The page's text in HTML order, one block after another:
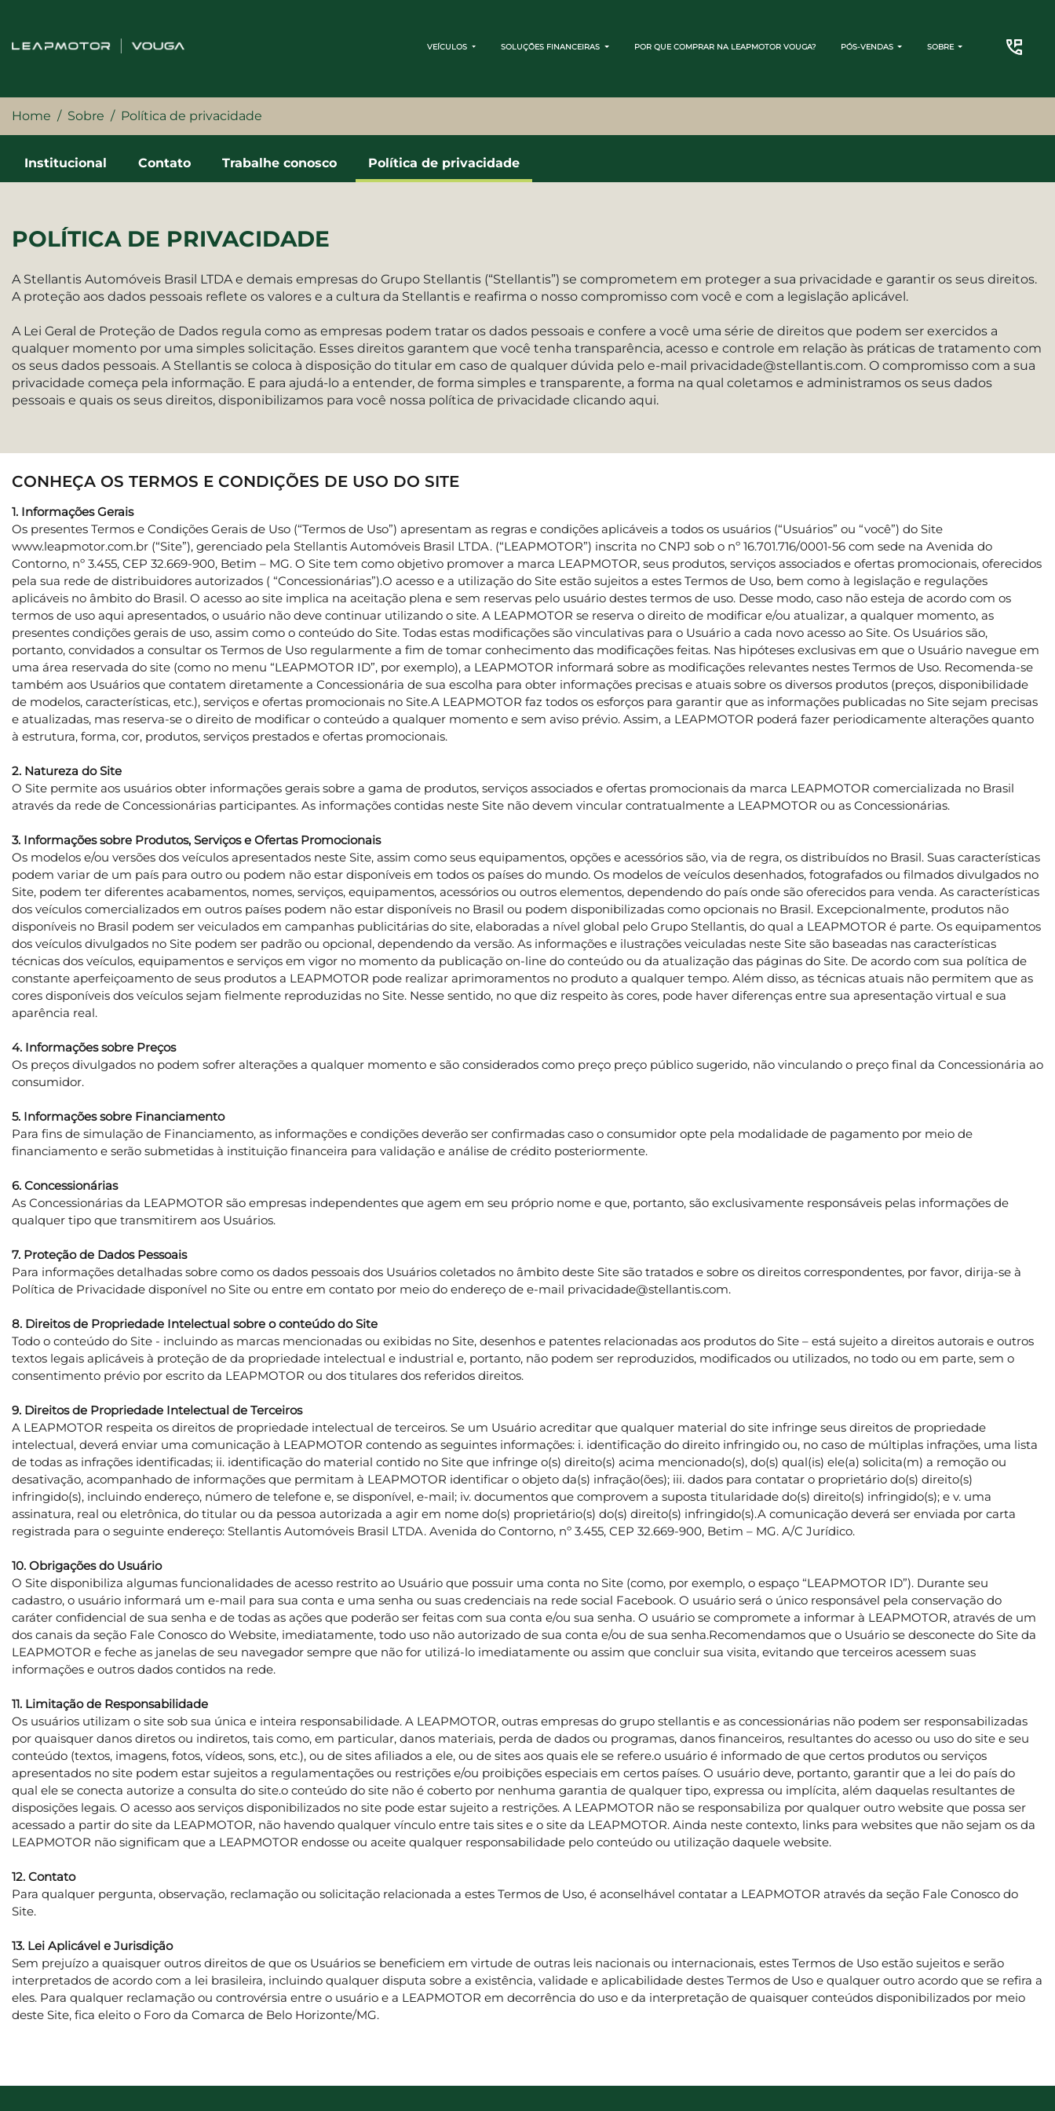
VEÍCULOS SOLUÇÕES FINANCEIRAS POR QUE COMPRAR NA LEAPMOTOR VOUGA? PÓS-VENDAS SOBRE
Home Sobre Política de privacidade
Institucional Contato Trabalhe conosco Política de privacidade
POLÍTICA DE PRIVACIDADE
A Stellantis Automóveis Brasil LTDA e demais empresas do Grupo Stellantis (“Stellantis”) se comprometem em proteger a sua privacidade e garantir os seus direitos.
A proteção aos dados pessoais reflete os valores e a cultura da Stellantis e reafirma o nosso compromisso com você e com a legislação aplicável.
A Lei Geral de Proteção de Dados regula como as empresas podem tratar os dados pessoais e confere a você uma série de direitos que podem ser exercidos a
qualquer momento por uma simples solicitação. Esses direitos garantem que você tenha transparência, acesso e controle em relação às práticas de tratamento com
os seus dados pessoais. A Stellantis se coloca à disposição do titular em caso de qualquer dúvida pelo e-mail privacidade@stellantis.com. O compromisso com a sua
privacidade começa pela informação. E para ajudá-lo a entender, de forma simples e transparente, a forma na qual coletamos e administramos os seus dados
pessoais e quais os seus direitos, disponibilizamos para você nossa política de privacidade clicando aqui.
CONHEÇA OS TERMOS E CONDIÇÕES DE USO DO SITE
1. Informações Gerais
Os presentes Termos e Condições Gerais de Uso (“Termos de Uso”) apresentam as regras e condições aplicáveis a todos os usuários (“Usuários” ou “você”) do Site
www.leapmotor.com.br (“Site”), gerenciado pela Stellantis Automóveis Brasil LTDA. (“LEAPMOTOR”) inscrita no CNPJ sob o nº 16.701.716/0001-56 com sede na Avenida do
Contorno, nº 3.455, CEP 32.669-900, Betim – MG. O Site tem como objetivo promover a marca LEAPMOTOR, seus produtos, serviços associados e ofertas promocionais, oferecidos
pela sua rede de distribuidores autorizados ( “Concessionárias”).O acesso e a utilização do Site estão sujeitos a estes Termos de Uso, bem como à legislação e regulações
aplicáveis no âmbito do Brasil. O acesso ao site implica na aceitação plena e sem reservas pelo usuário destes termos de uso. Desse modo, caso não esteja de acordo com os
termos de uso aqui apresentados, o usuário não deve continuar utilizando o site. A LEAPMOTOR se reserva o direito de modificar e/ou atualizar, a qualquer momento, as
presentes condições gerais de uso, assim como o conteúdo do Site. Todas estas modificações são vinculativas para o Usuário a cada novo acesso ao Site. Os Usuários são,
portanto, convidados a consultar os Termos de Uso regularmente a fim de tomar conhecimento das modificações feitas. Nas hipóteses exclusivas em que o Usuário navegue em
uma área reservada do site (como no menu “LEAPMOTOR ID”, por exemplo), a LEAPMOTOR informará sobre as modificações relevantes nestes Termos de Uso. Recomenda-se
também aos Usuários que contatem diretamente a Concessionária de sua escolha para obter informações precisas e atuais sobre os diversos produtos (preços, disponibilidade
de modelos, características, etc.), serviços e ofertas promocionais no Site.A LEAPMOTOR faz todos os esforços para garantir que as informações publicadas no Site sejam precisas
e atualizadas, mas reserva-se o direito de modificar o conteúdo a qualquer momento e sem aviso prévio. Assim, a LEAPMOTOR poderá fazer periodicamente alterações quanto
à estrutura, forma, cor, produtos, serviços prestados e ofertas promocionais.
2. Natureza do Site
O Site permite aos usuários obter informações gerais sobre a gama de produtos, serviços associados e ofertas promocionais da marca LEAPMOTOR comercializada no Brasil
através da rede de Concessionárias participantes. As informações contidas neste Site não devem vincular contratualmente a LEAPMOTOR ou as Concessionárias.
3. Informações sobre Produtos, Serviços e Ofertas Promocionais
Os modelos e/ou versões dos veículos apresentados neste Site, assim como seus equipamentos, opções e acessórios são, via de regra, os distribuídos no Brasil. Suas características
podem variar de um país para outro ou podem não estar disponíveis em todos os países do mundo. Os modelos de veículos desenhados, fotografados ou filmados divulgados no
Site, podem ter diferentes acabamentos, nomes, serviços, equipamentos, acessórios ou outros elementos, dependendo do país onde são oferecidos para venda. As características
dos veículos comercializados em outros países podem não estar disponíveis no Brasil ou podem disponibilizadas como opcionais no Brasil. Excepcionalmente, produtos não
disponíveis no Brasil podem ser veiculados em campanhas publicitárias do site, elaboradas a nível global pelo Grupo Stellantis, do qual a LEAPMOTOR é parte. Os equipamentos
dos veículos divulgados no Site podem ser padrão ou opcional, dependendo da versão. As informações e ilustrações veiculadas neste Site são baseadas nas características
técnicas dos veículos, equipamentos e serviços em vigor no momento da publicação on-line do conteúdo ou da atualização das páginas do Site. De acordo com sua política de
constante aperfeiçoamento de seus produtos a LEAPMOTOR pode realizar aprimoramentos no produto a qualquer tempo. Além disso, as técnicas atuais não permitem que as
cores disponíveis dos veículos sejam fielmente reproduzidas no Site. Nesse sentido, no que diz respeito às cores, pode haver diferenças entre sua apresentação virtual e sua
aparência real.
4. Informações sobre Preços
Os preços divulgados no podem sofrer alterações a qualquer momento e são considerados como preço preço público sugerido, não vinculando o preço final da Concessionária ao
consumidor.
5. Informações sobre Financiamento
Para fins de simulação de Financiamento, as informações e condições deverão ser confirmadas caso o consumidor opte pela modalidade de pagamento por meio de
financiamento e serão submetidas à instituição financeira para validação e análise de crédito posteriormente.
6. Concessionárias
As Concessionárias da LEAPMOTOR são empresas independentes que agem em seu próprio nome e que, portanto, são exclusivamente responsáveis pelas informações de
qualquer tipo que transmitirem aos Usuários.
7. Proteção de Dados Pessoais
Para informações detalhadas sobre como os dados pessoais dos Usuários coletados no âmbito deste Site são tratados e sobre os direitos correspondentes, por favor, dirija-se à
Política de Privacidade disponível no Site ou entre em contato por meio do endereço de e-mail privacidade@stellantis.com.
8. Direitos de Propriedade Intelectual sobre o conteúdo do Site
Todo o conteúdo do Site - incluindo as marcas mencionadas ou exibidas no Site, desenhos e patentes relacionadas aos produtos do Site – está sujeito a direitos autorais e outros
textos legais aplicáveis à proteção de da propriedade intelectual e industrial e, portanto, não podem ser reproduzidos, modificados ou utilizados, no todo ou em parte, sem o
consentimento prévio por escrito da LEAPMOTOR ou dos titulares dos referidos direitos.
9. Direitos de Propriedade Intelectual de Terceiros
A LEAPMOTOR respeita os direitos de propriedade intelectual de terceiros. Se um Usuário acreditar que qualquer material do site infringe seus direitos de propriedade
intelectual, deverá enviar uma comunicação à LEAPMOTOR contendo as seguintes informações: i. identificação do direito infringido ou, no caso de múltiplas infrações, uma lista
de todas as infrações identificadas; ii. identificação do material contido no Site que infringe o(s) direito(s) acima mencionado(s), do(s) qual(is) ele(a) solicita(m) a remoção ou
desativação, acompanhado de informações que permitam à LEAPMOTOR identificar o objeto da(s) infração(ões); iii. dados para contatar o proprietário do(s) direito(s)
infringido(s), incluindo endereço, número de telefone e, se disponível, e-mail; iv. documentos que comprovem a suposta titularidade do(s) direito(s) infringido(s); e v. uma
assinatura, real ou eletrônica, do titular ou da pessoa autorizada a agir em nome do(s) proprietário(s) do(s) direito(s) infringido(s).A comunicação deverá ser enviada por carta
registrada para o seguinte endereço: Stellantis Automóveis Brasil LTDA. Avenida do Contorno, nº 3.455, CEP 32.669-900, Betim – MG. A/C Jurídico.
10. Obrigações do Usuário
O Site disponibiliza algumas funcionalidades de acesso restrito ao Usuário que possuir uma conta no Site (como, por exemplo, o espaço “LEAPMOTOR ID”). Durante seu
cadastro, o usuário informará um e-mail para sua conta e uma senha ou suas credenciais na rede social Facebook. O usuário será o único responsável pela conservação do
caráter confidencial de sua senha e de todas as ações que poderão ser feitas com sua conta e/ou sua senha. O usuário se compromete a informar à LEAPMOTOR, através de um
dos canais da seção Fale Conosco do Website, imediatamente, todo uso não autorizado de sua conta e/ou de sua senha.Recomendamos que o Usuário se desconecte do Site da
LEAPMOTOR e feche as janelas de seu navegador sempre que não for utilizá-lo imediatamente ou assim que concluir sua visita, evitando que terceiros acessem suas
informações e outros dados contidos na rede.
11. Limitação de Responsabilidade
Os usuários utilizam o site sob sua única e inteira responsabilidade. A LEAPMOTOR, outras empresas do grupo stellantis e as concessionárias não podem ser responsabilizadas
por quaisquer danos diretos ou indiretos, tais como, em particular, danos materiais, perda de dados ou programas, danos financeiros, resultantes do acesso ou uso do site e seu
conteúdo (textos, imagens, fotos, vídeos, sons, etc.), ou de sites afiliados a ele, ou de sites aos quais ele se refere.o usuário é informado de que certos produtos ou serviços
apresentados no site podem estar sujeitos a regulamentações ou restrições e/ou proibições especiais em certos países. O usuário deve, portanto, garantir que a lei do país do
qual ele se conecta autorize a consulta do site.o conteúdo do site não é coberto por nenhuma garantia de qualquer tipo, expressa ou implícita, além daquelas resultantes de
disposições legais. O acesso aos serviços disponibilizados no site pode estar sujeito a restrições. A LEAPMOTOR não se responsabiliza por qualquer outro website que possa ser
acessado a partir do site da LEAPMOTOR, não havendo qualquer vínculo entre tais sites e o site da LEAPMOTOR. Ainda neste contexto, links para websites que não sejam os da
LEAPMOTOR não significam que a LEAPMOTOR endosse ou aceite qualquer responsabilidade pelo conteúdo ou utilização daquele website.
12. Contato
Para qualquer pergunta, observação, reclamação ou solicitação relacionada a estes Termos de Uso, é aconselhável contatar a LEAPMOTOR através da seção Fale Conosco do
Site.
13. Lei Aplicável e Jurisdição
Sem prejuízo a quaisquer outros direitos de que os Usuários se beneficiem em virtude de outras leis nacionais ou internacionais, estes Termos de Uso estão sujeitos e serão
interpretados de acordo com a lei brasileira, incluindo qualquer disputa sobre a existência, validade e aplicabilidade destes Termos de Uso e qualquer outro acordo que se refira a
eles. Para qualquer reclamação ou controvérsia entre o usuário e a LEAPMOTOR em decorrência do uso e da interpretação de quaisquer conteúdos disponibilizados por meio
deste Site, fica eleito o Foro da Comarca de Belo Horizonte/MG.